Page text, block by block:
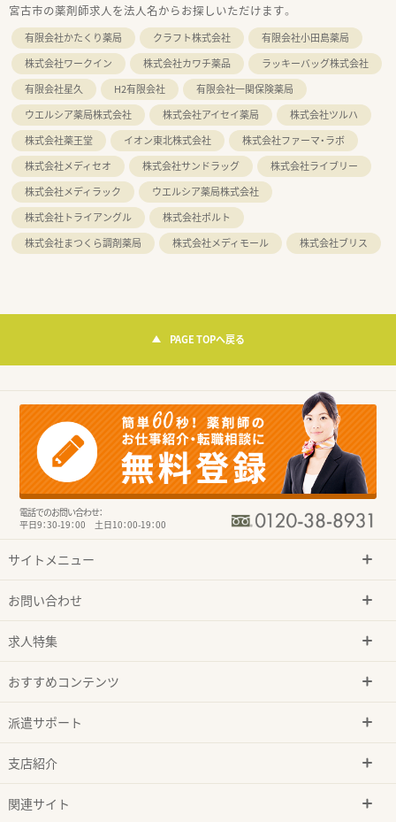
宮古市の薬剤師求人を法人名からお探しいただけます。
有限会社かたくり薬局 クラフト株式会社
有限会社小田島薬局
株式会社ワークイン
株式会社カワチ薬品
ラッキーバッグ株式会社
有限会社星久
H2有限会社
有限会社一関保険薬局
ウエルシア薬局株式会社
株式会社アイセイ薬局
株式会社ツルハ
株式会社薬王堂
イオン東北株式会社
株式会社ファーマ・ラボ
株式会社メディセオ
株式会社サンドラッグ
株式会社ライブリー
株式会社メディラック
ウエルシア薬局株式会社
株式会社トライアングル
株式会社ポルト
株式会社まつくら調剤薬局
株式会社メディモール 株式会社ブリス
PAGE TOPへ戻る
電話でのお問い合わせ：
平日9：30-19：00 土日10：00-19：00
サイトメニュー
お問い合わせ
求人特集
おすすめコンテンツ
派遣サポート
支店紹介
関連サイト